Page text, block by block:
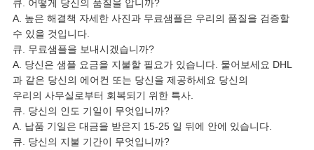
큐. 어떻게 당신의 품질을 압니까?
A. 높은 해결책 자세한 사진과 무료샘플은 우리의 품질을 검증할
수 있을 것입니다.
큐. 무료샘플을 보내시겠습니까?
A. 당신은 샘플 요금을 지불할 필요가 있습니다. 물어보세요 DHL
과 같은 당신의 에어컨 또는 당신을 제공하세요 당신의
우리의 사무실로부터 회복되기 위한 특사.
큐. 당신의 인도 기일이 무엇입니까?
A. 납품 기일은 대금을 받은지 15-25 일 뒤에 안에 있습니다.
큐. 당신의 지불 기간이 무엇입니까?